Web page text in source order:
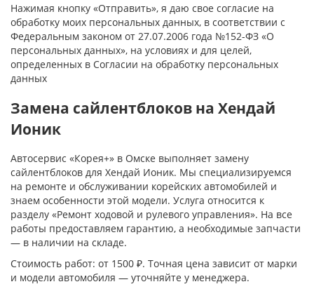
Нажимая кнопку «Отправить», я даю свое согласие на
обработку моих персональных данных, в соответствии с
Федеральным законом от 27.07.2006 года №152-ФЗ «О
персональных данных», на условиях и для целей,
определенных в Согласии на обработку персональных
данных
Замена сайлентблоков на Хендай
Ионик
Автосервис «Корея+» в Омске выполняет замену
сайлентблоков для Хендай Ионик. Мы специализируемся
на ремонте и обслуживании корейских автомобилей и
знаем особенности этой модели. Услуга относится к
разделу «Ремонт ходовой и рулевого управления». На все
работы предоставляем гарантию, а необходимые запчасти
— в наличии на складе.
Стоимость работ: от 1500 ₽. Точная цена зависит от марки
и модели автомобиля — уточняйте у менеджера.